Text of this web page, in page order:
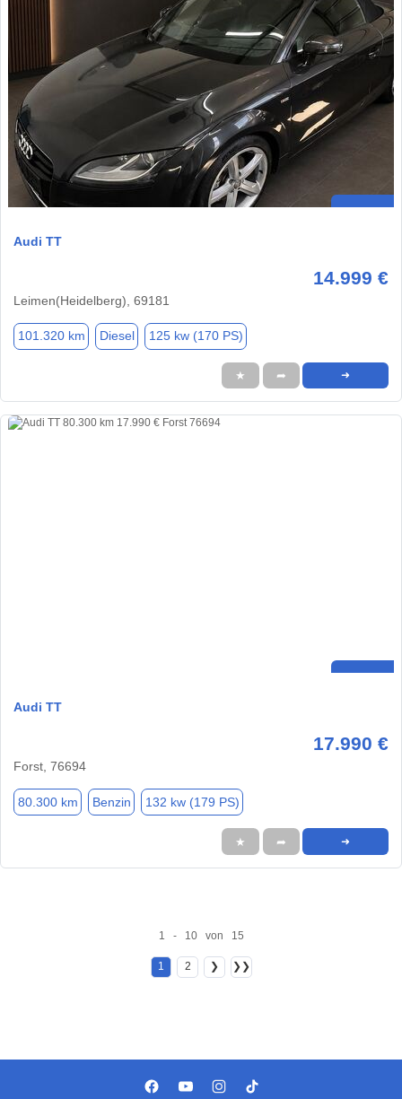
Audi TT
14.999 €
Leimen(Heidelberg), 69181
101.320 km Diesel 125 kw (170 PS)
★ ➦ ➜
Audi TT
17.990 €
Forst, 76694
80.300 km Benzin 132 kw (179 PS)
★ ➦ ➜
1 - 10 von 15
1 2 ❯ ❯❯